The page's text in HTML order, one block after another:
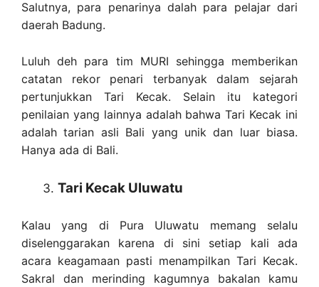
Salutnya, para penarinya dalah para pelajar dari
daerah Badung.
Luluh deh para tim MURI sehingga memberikan
catatan rekor penari terbanyak dalam sejarah
pertunjukkan Tari Kecak. Selain itu kategori
penilaian yang lainnya adalah bahwa Tari Kecak ini
adalah tarian asli Bali yang unik dan luar biasa.
Hanya ada di Bali.
Tari Kecak Uluwatu
Kalau yang di Pura Uluwatu memang selalu
diselenggarakan karena di sini setiap kali ada
acara keagamaan pasti menampilkan Tari Kecak.
Sakral dan merinding kagumnya bakalan kamu